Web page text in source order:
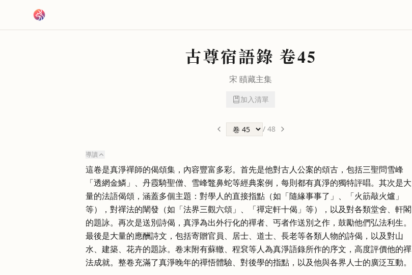
古尊宿語錄 卷45
宋 賾藏主集
加入清單
/ 48
導讀
這卷是真淨禪師的偈頌集，內容豐富多彩。首先是他對古人公案的頌古，包括三聖問雪峰
「透網金鱗」、丹霞騎聖僧、雪峰鼈鼻蛇等經典案例，每則都有真淨的獨特評唱。其次是大
量的法語偈頌，涵蓋多個主題：對學人的直接指點（如「隨緣事事了」、「火筯敲火爐」
等），對禪法的闡發（如「法界三觀六頌」、「禪定軒十偈」等），以及對各類堂舍、軒閣
的題詠。再次是送別詩偈，真淨為出外行化的禪者、丐者作送別之作，鼓勵他們弘法利生。
最後是大量的應酬詩文，包括寄贈官員、居士、道士、長老等各類人物的詩偈，以及對山
水、建築、花卉的題詠。卷末附有蘇轍、程袞等人為真淨語錄所作的序文，高度評價他的禪
法成就。整卷充滿了真淨晚年的禪悟體驗、對後學的指點，以及他與各界人士的廣泛互動。